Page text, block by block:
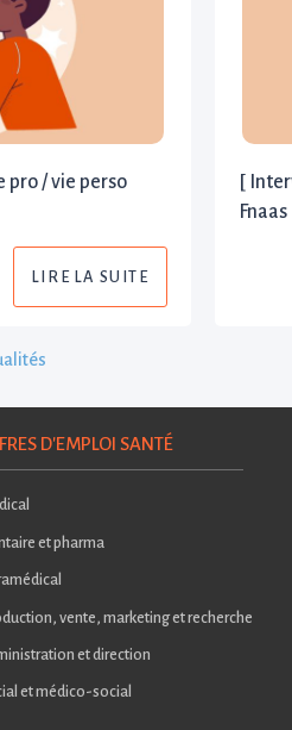
pro / vie perso
LIRE LA SUITE
[
Fnaas
D'EMPLOI SANTÉ
et pharma
vente, marketing et recherche
et direction
et médico-social